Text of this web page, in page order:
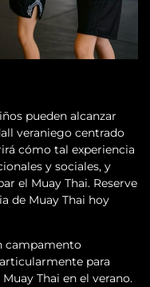
pueden alcanzar
veraniego centrado
cómo tal experiencia
y sociales, y
el Muay Thai. Reserve
de Muay Thai hoy
campamento
para
Thai en el verano.